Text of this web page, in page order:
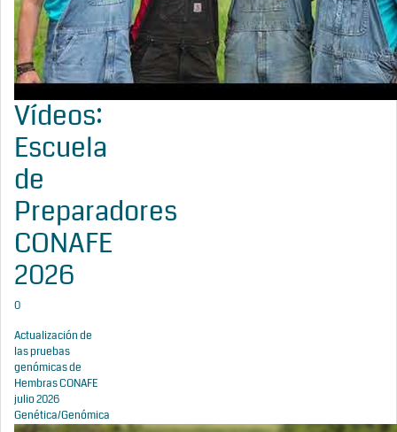
Vídeos:
Escuela
de
Preparadores
CONAFE
2026
0
Actualización de
las pruebas
genómicas de
Hembras CONAFE
julio 2026
Genética/Genómica